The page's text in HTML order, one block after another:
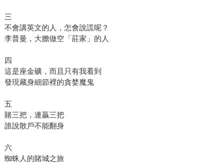
三
不會講英文的人，怎會說謊呢？
李普曼，大膽做空「莊家」的人
四
這是座金礦，而且只有我看到
發現藏身細節裡的貪婪魔鬼
五
賭三把，連贏三把
誰說散戶不能翻身
六
蜘蛛人的賭城之旅